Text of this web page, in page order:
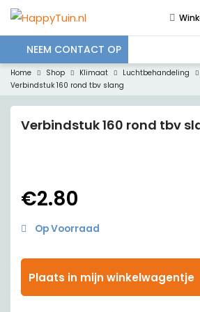
NEEM CONTACT OP
Home Shop Klimaat Luchtbehandeling
Verbindstuk 160 rond tbv slang
Verbindstuk 160 rond tbv
€2.80
Op Voorraad
Plaats in mijn winkelwagentje